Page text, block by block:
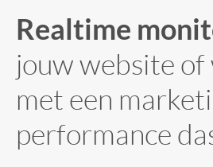
Realtime
jouw website of
met een
performance